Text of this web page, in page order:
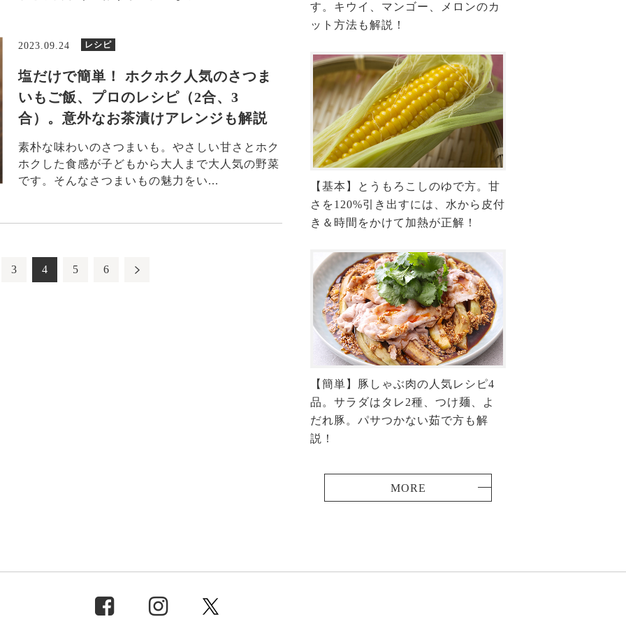
2023.09.24 レシピ
塩だけで簡単！ ホクホク人気のさつま
いもご飯、プロのレシピ（2合、3
合）。意外なお茶漬けアレンジも解説
素朴な味わいのさつまいも。やさしい甘さとホク
ホクした食感が子どもから大人まで大人気の野菜
です。そんなさつまいもの魅力をい...
3 4 5 6
す。キウイ、マンゴー、メロンのカ
ット方法も解説！
【基本】とうもろこしのゆで方。甘
さを120%引き出すには、水から皮付
き＆時間をかけて加熱が正解！
【簡単】豚しゃぶ肉の人気レシピ4
品。サラダはタレ2種、つけ麺、よ
だれ豚。パサつかない茹で方も解
説！
MORE